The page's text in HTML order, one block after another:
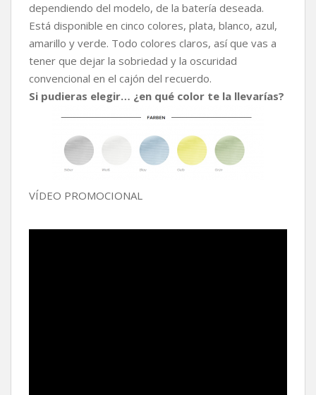
dependiendo del modelo, de la batería deseada.
Está disponible en cinco colores, plata, blanco, azul,
amarillo y verde. Todo colores claros, así que vas a
tener que dejar la sobriedad y la oscuridad
convencional en el cajón del recuerdo.
Si pudieras elegir… ¿en qué color te la llevarías?
VÍDEO PROMOCIONAL